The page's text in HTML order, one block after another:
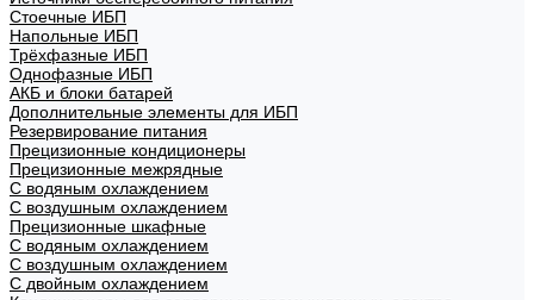
Стоечные ИБП
Напольные ИБП
Трёхфазные ИБП
Однофазные ИБП
АКБ и блоки батарей
Дополнительные элементы для ИБП
Резервирование питания
Прецизионные кондиционеры
Прецизионные межрядные
С водяным охлаждением
С воздушным охлаждением
Прецизионные шкафные
С водяным охлаждением
С воздушным охлаждением
С двойным охлаждением